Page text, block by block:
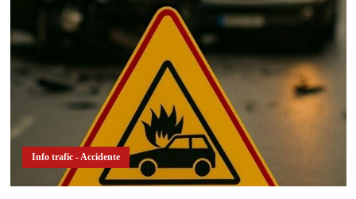
trafic
de
destructurată
Râmnicu
Sărat
Buzău.
Flagrant
în
parc
Info trafic - Accidente